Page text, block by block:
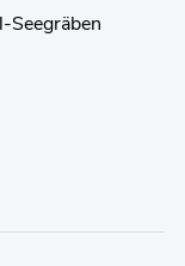
Link wird in